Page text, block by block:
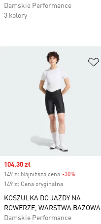
Damskie Performance
3 kolory
Sale price
104,30 zł
149 zł Najniższa cena -30%
149 zł Cena oryginalna
KOSZULKA DO JAZDY NA
ROWERZE, WARSTWA BAZOWA
Damskie Performance